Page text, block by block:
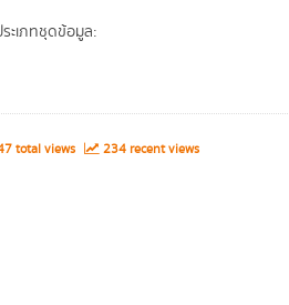
ระเภทชุดข้อมูล:
total views 234 recent views